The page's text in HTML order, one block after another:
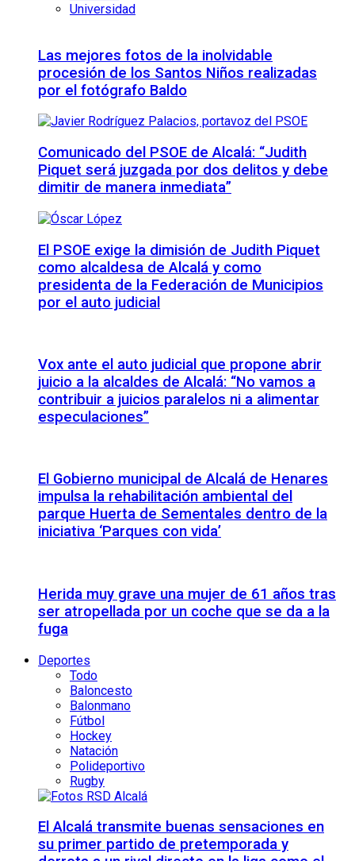
Universidad
Las mejores fotos de la inolvidable
procesión de los Santos Niños realizadas
por el fotógrafo Baldo
Comunicado del PSOE de Alcalá: “Judith
Piquet será juzgada por dos delitos y debe
dimitir de manera inmediata”
El PSOE exige la dimisión de Judith Piquet
como alcaldesa de Alcalá y como
presidenta de la Federación de Municipios
por el auto judicial
Vox ante el auto judicial que propone abrir
juicio a la alcaldes de Alcalá: “No vamos a
contribuir a juicios paralelos ni a alimentar
especulaciones”
El Gobierno municipal de Alcalá de Henares
impulsa la rehabilitación ambiental del
parque Huerta de Sementales dentro de la
iniciativa ‘Parques con vida’
Herida muy grave una mujer de 61 años tras
ser atropellada por un coche que se da a la
fuga
Deportes
Todo
Baloncesto
Balonmano
Fútbol
Hockey
Natación
Polideportivo
Rugby
El Alcalá transmite buenas sensaciones en
su primer partido de pretemporada y